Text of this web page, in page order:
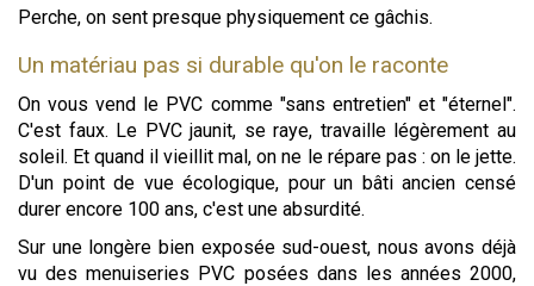
Perche, on sent presque physiquement ce gâchis.
Un matériau pas si durable qu'on le raconte
On vous vend le PVC comme "sans entretien" et "éternel".
C'est faux. Le PVC jaunit, se raye, travaille légèrement au
soleil. Et quand il vieillit mal, on ne le répare pas : on le jette.
D'un point de vue écologique, pour un bâti ancien censé
durer encore 100 ans, c'est une absurdité.
Sur une longère bien exposée sud-ouest, nous avons déjà
vu des menuiseries PVC posées dans les années 2000,